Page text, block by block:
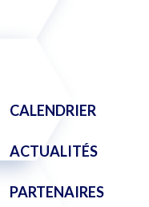
CALENDRIER
ACTUALITÉS
PARTENAIRES